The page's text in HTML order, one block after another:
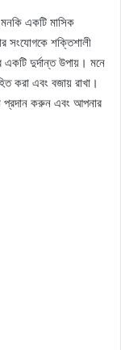
একটি মাসিক
সংযোগকে শক্তিশালী
দুর্দান্ত উপায়। মনে
করা এবং বজায় রাখা।
প্রদান করুন এবং আপনার